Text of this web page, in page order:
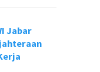
Jabar